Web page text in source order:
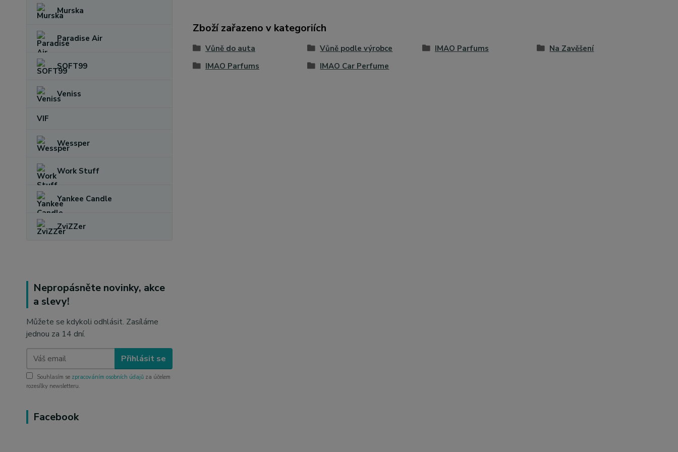
Murska
Paradise Air
SOFT99
Veniss
VIF
Wessper
Work Stuff
Yankee Candle
ZviZZer
Nepropásněte novinky, akce
a slevy!
Můžete se kdykoli odhlásit. Zasíláme
jednou za 14 dní.
Přihlásit se
Souhlasím se zpracováním osobních údajů za účelem
rozesílky newsletteru.
Facebook
Zboží zařazeno v kategoriích
Vůně do auta Vůně podle výrobce IMAO Parfums
Na Zavěšení
IMAO Parfums
IMAO Car Perfume